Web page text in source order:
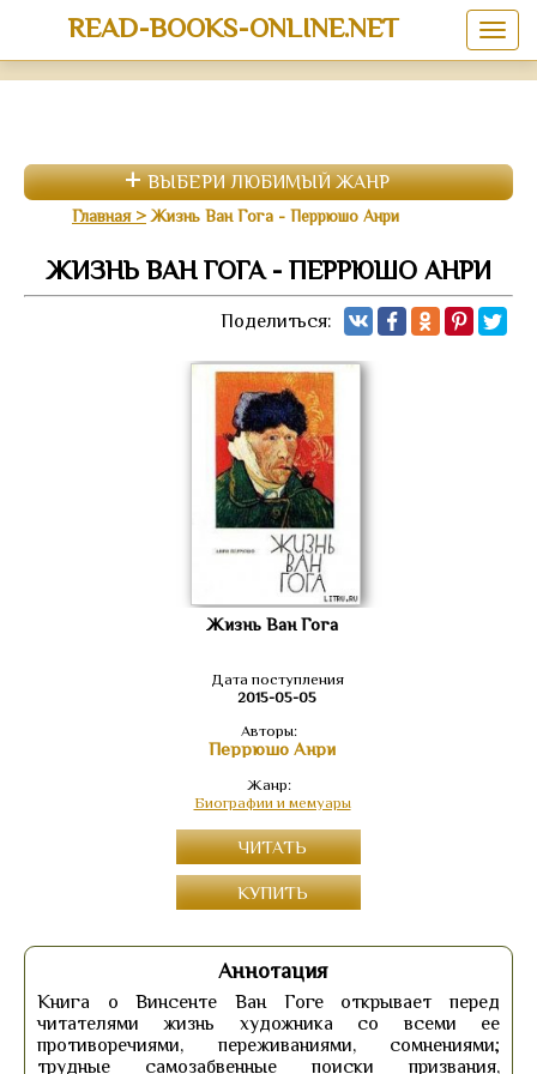
READ-BOOKS-ONLINE.NET
ВЫБЕРИ ЛЮБИМЫЙ ЖАНР
Главная Жизнь Ван Гога - Перрюшо Анри
ЖИЗНЬ ВАН ГОГА - ПЕРРЮШО АНРИ
Поделиться:
Жизнь Ван Гога
Дата поступления
2015-05-05
Авторы:
Перрюшо Анри
Жанр:
Биографии и мемуары
ЧИТАТЬ
КУПИТЬ
Аннотация
Книга о Винсенте Ван Гоге открывает перед
читателями жизнь художника со всеми ее
противоречиями, переживаниями, сомнениями;
трудные самозабвенные поиски призвания,